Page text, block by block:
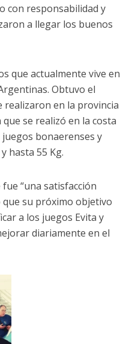
con responsabilidad y
a llegar los buenos
que actualmente vive en
Obtuvo el
realizaron en la provincia
se realizó en la costa
bonaerenses y
hasta 55 Kg.
“una satisfacción
que su próximo objetivo
a los juegos Evita y
diariamente en el